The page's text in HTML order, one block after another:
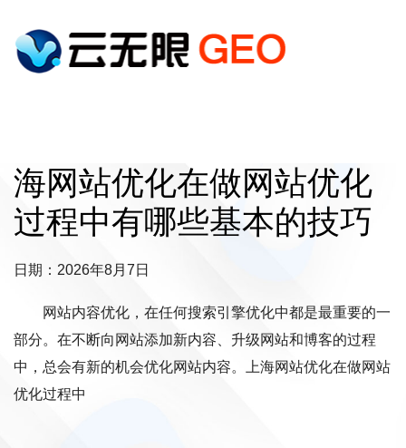
海网站优化在做网站优化
过程中有哪些基本的技巧
日期：2026年8月7日
网站内容优化，在任何搜索引擎优化中都是最重要的一
部分。在不断向网站添加新内容、升级网站和博客的过程
中，总会有新的机会优化网站内容。上海网站优化在做网站
优化过程中